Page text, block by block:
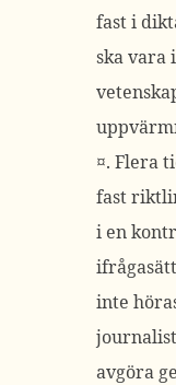
fast i
ska vara
¤. Flera
fast
i en
inte
avgöra